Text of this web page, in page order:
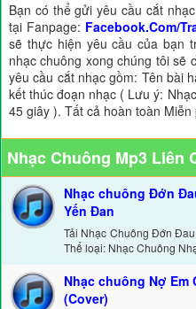
Bạn có thể gửi yêu cầu cắt
tại Fanpage: Facebook.Com/
sẽ thực hiện yêu cầu của bạn
nhạc chuông xong chúng tôi sẽ
yêu cầu cắt nhạc gồm: Tên bài
kết thúc đoạn nhạc ( Lưu ý:
45 giây ). Tất cả hoàn toàn Miễn
Nhạc Chuông Mp3 Liên
Nhạc chuông Đớn
Yến Đan
Tải Nhạc Chuông Đớn
Thể loại: Nhạc Chuông
Nhạc chuông Nợ Em
(Cover)